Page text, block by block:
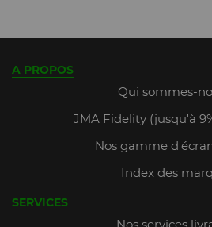
A PROPOS
Qui sommes-
JMA Fidelity (jusqu'à
Nos gamme
Index des
SERVICES